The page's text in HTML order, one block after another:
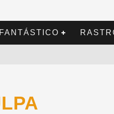
FANTÁSTICO